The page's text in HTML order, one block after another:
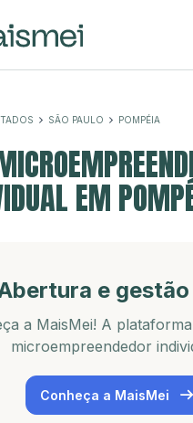
SÃO PAULO POMPÉIA
EM
e gestão
a MaisMei! A
microempreendedor
Conheça a MaisMei